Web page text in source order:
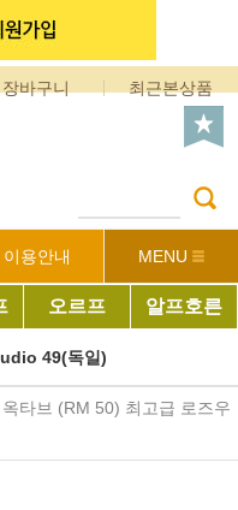
장바구니 최근본상품
이용안내 MENU
오르프 알프호른
49(독일)
타브 (RM 50) 최고급 로즈우